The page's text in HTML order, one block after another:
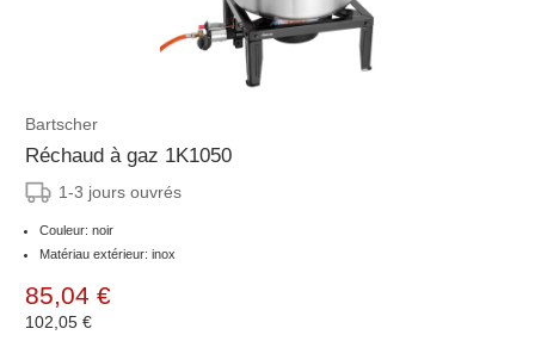
Bartscher
Réchaud à gaz 1K1050
1-3 jours ouvrés
Couleur: noir
Matériau extérieur: inox
85,04 €
102,05 €